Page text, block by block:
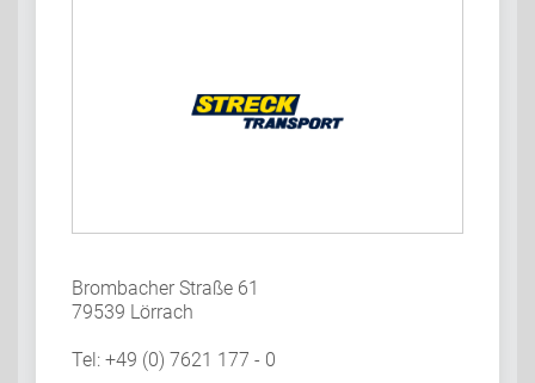
Brombacher Straße 61
79539 Lörrach
Tel: +49 (0) 7621 177 - 0